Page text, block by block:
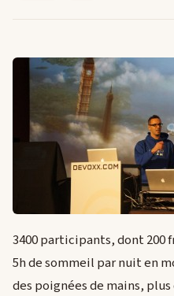
3400 participants, dont 200
5h de sommeil par nuit en
des poignées de mains,